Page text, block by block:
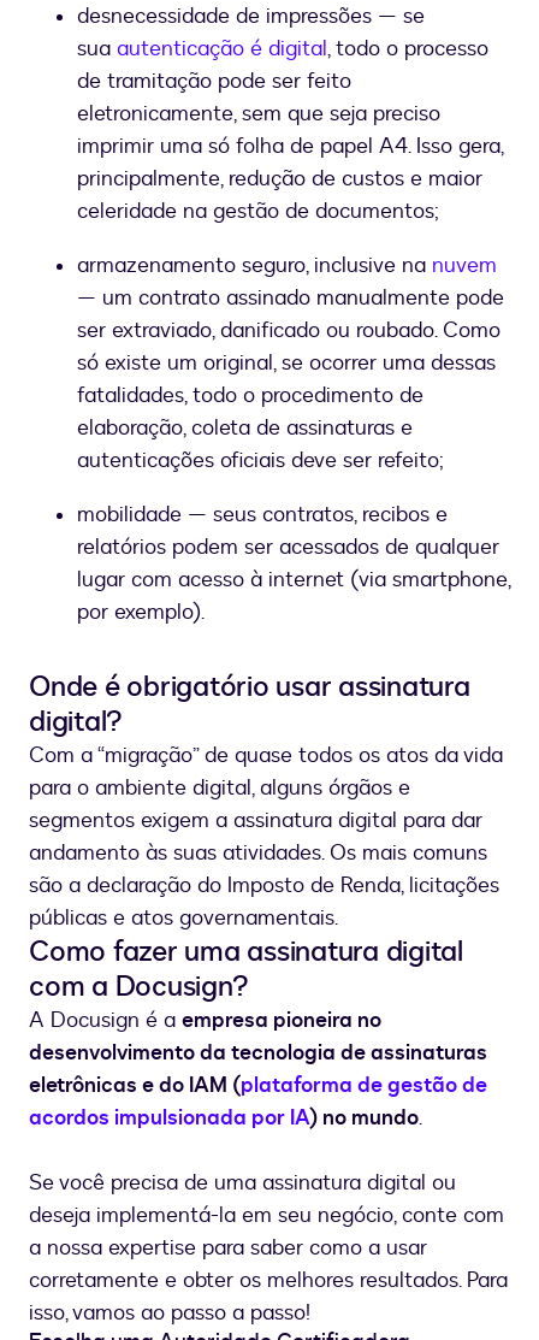
desnecessidade de impressões — se
sua autenticação é digital, todo o processo
de tramitação pode ser feito
eletronicamente, sem que seja preciso
imprimir uma só folha de papel A4. Isso gera,
principalmente, redução de custos e maior
celeridade na gestão de documentos;
armazenamento seguro, inclusive na nuvem
— um contrato assinado manualmente pode
ser extraviado, danificado ou roubado. Como
só existe um original, se ocorrer uma dessas
fatalidades, todo o procedimento de
elaboração, coleta de assinaturas e
autenticações oficiais deve ser refeito;
mobilidade — seus contratos, recibos e
relatórios podem ser acessados de qualquer
lugar com acesso à internet (via smartphone,
por exemplo).
Onde é obrigatório usar assinatura
digital?
Com a “migração” de quase todos os atos da vida
para o ambiente digital, alguns órgãos e
segmentos exigem a assinatura digital para dar
andamento às suas atividades. Os mais comuns
são a declaração do Imposto de Renda, licitações
públicas e atos governamentais.
Como fazer uma assinatura digital
com a Docusign?
A Docusign é a empresa pioneira no
desenvolvimento da tecnologia de assinaturas
eletrônicas e do IAM (plataforma de gestão de
acordos impulsionada por IA) no mundo.
Se você precisa de uma assinatura digital ou
deseja implementá-la em seu negócio, conte com
a nossa expertise para saber como a usar
corretamente e obter os melhores resultados. Para
isso, vamos ao passo a passo!